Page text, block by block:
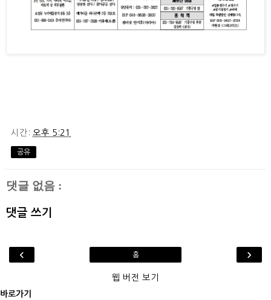
시간: 오후 5:21
공유
댓글 없음 :
댓글 쓰기
‹ ›
홈
웹 버전 보기
바로가기